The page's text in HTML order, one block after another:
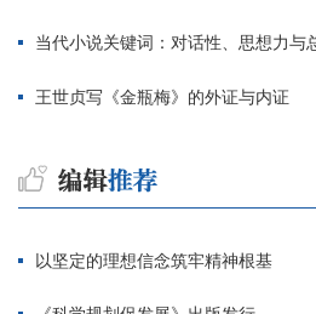
当代小说关键词：对话性、思想力与
王世贞写《金瓶梅》的外证与内证
以坚定的理想信念筑牢精神根基